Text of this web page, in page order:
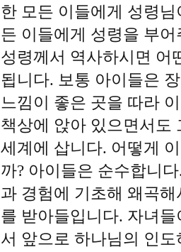
한 모든 이들에게 성령
든 이들에게 성령을 부
성령께서 역사하시면 어
됩니다. 보통 아이들은
느낌이 좋은 곳을 따라
책상에 앉아 있으면서도
세계에 삽니다. 어떻게
까? 아이들은 순수합니
과 경험에 기초해 왜곡
를 받아들입니다. 자녀
서 앞으로 하나님의 인